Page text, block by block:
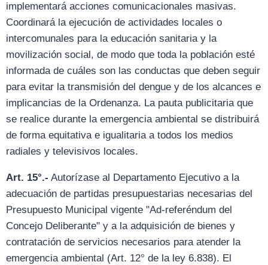
implementará acciones comunicacionales masivas.
Coordinará la ejecución de actividades locales o
intercomunales para la educación sanitaria y la
movilización social, de modo que toda la población esté
informada de cuáles son las conductas que deben seguir
para evitar la transmisión del dengue y de los alcances e
implicancias de la Ordenanza. La pauta publicitaria que
se realice durante la emergencia ambiental se distribuirá
de forma equitativa e igualitaria a todos los medios
radiales y televisivos locales.
Art. 15°.- Autorízase al Departamento Ejecutivo a la
adecuación de partidas presupuestarias necesarias del
Presupuesto Municipal vigente "Ad-referéndum del
Concejo Deliberante" y a la adquisición de bienes y
contratación de servicios necesarios para atender la
emergencia ambiental (Art. 12° de la ley 6.838). El